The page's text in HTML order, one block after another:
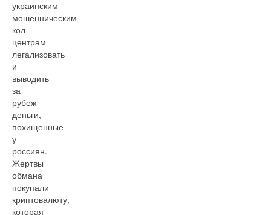
украинским
мошенническим
кол-
центрам
легализовать
и
выводить
за
рубеж
деньги,
похищенные
у
россиян.
Жертвы
обмана
покупали
криптовалюту,
которая